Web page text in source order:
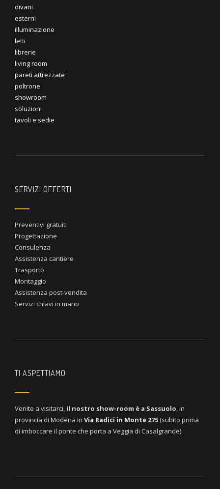
divani
esterni
illuminazione
letti
librerie
living room
pareti attrezzate
poltrone
showroom
soluzioni
tavoli e sedie
SERVIZI OFFERTI
Preventivi gratuiti
Progettazione
Consulenza
Assistenza cantiere
Trasporto
Montaggio
Assistenza post-vendita
Servizi chiavi in mano
TI ASPETTIAMO
Venite a visitarci, il nostro show-room è a Sassuolo, in
provincia di Modena in Via Radici in Monte 275 (subito prima
di imboccare il ponte che porta a Veggia di Casalgrande)